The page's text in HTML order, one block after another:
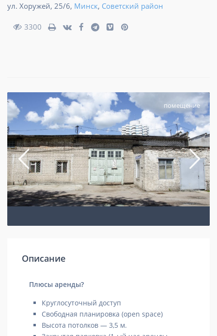
ул. Хоружей, 25/6, Минск, Советский район
3300
помещение
Описание
Плюсы аренды?
Круглосуточный доступ
Свободная планировка (open space)
Высота потолков — 3,5 м.